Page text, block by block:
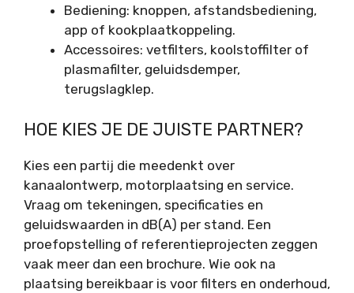
Bediening: knoppen, afstandsbediening,
app of kookplaatkoppeling.
Accessoires: vetfilters, koolstoffilter of
plasmafilter, geluidsdemper,
terugslagklep.
HOE KIES JE DE JUISTE PARTNER?
Kies een partij die meedenkt over
kanaalontwerp, motorplaatsing en service.
Vraag om tekeningen, specificaties en
geluidswaarden in dB(A) per stand. Een
proefopstelling of referentieprojecten zeggen
vaak meer dan een brochure. Wie ook na
plaatsing bereikbaar is voor filters en onderhoud,